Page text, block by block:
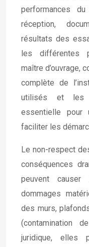
performances
réception,
résultats des
les différentes
maître d’ouvrage,
complète de
utilisés et les
essentielle pour
faciliter les
Le non-respect
conséquences
peuvent
dommages
des murs,
(contamination
juridique, elles